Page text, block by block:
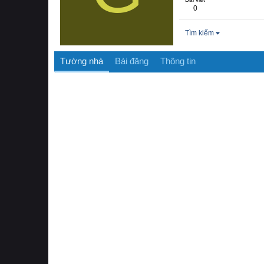
0
Tìm kiếm
Tường nhà Bài đăng Thông tin